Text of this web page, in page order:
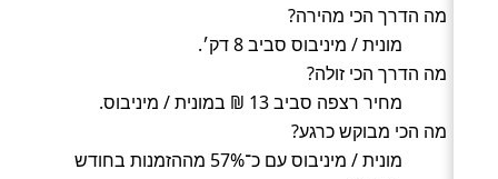
מה הדרך הכי מהירה?
מונית / מיניבוס סביב 8 דק׳.
מה הדרך הכי זולה?
מחיר רצפה סביב 13 ₪ במונית / מיניבוס.
מה הכי מבוקש כרגע?
מונית / מיניבוס עם כ־57% מההזמנות בחודש